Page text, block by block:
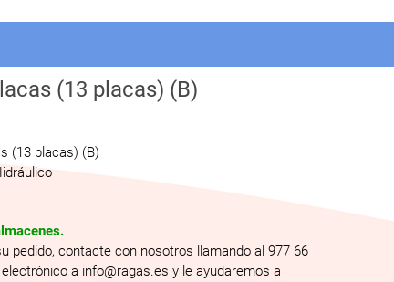
(13 placas) (B)
(13 placas) (B)
pedido, contacte con nosotros llamando al 977 66
a info@ragas.es y le ayudaremos a